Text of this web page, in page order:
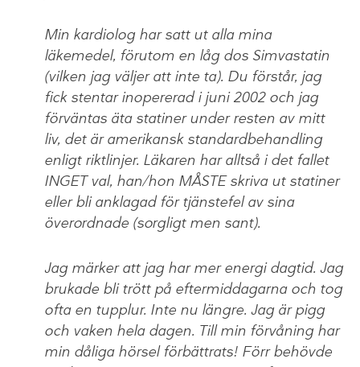
Min kardiolog har satt ut alla mina
läkemedel, förutom en låg dos Simvastatin
(vilken jag väljer att inte ta). Du förstår, jag
fick stentar inopererad i juni 2002 och jag
förväntas äta statiner under resten av mitt
liv, det är amerikansk standardbehandling
enligt riktlinjer. Läkaren har alltså i det fallet
INGET val, han/hon MÅSTE skriva ut statiner
eller bli anklagad för tjänstefel av sina
överordnade (sorgligt men sant).
Jag märker att jag har mer energi dagtid. Jag
brukade bli trött på eftermiddagarna och tog
ofta en tupplur. Inte nu längre. Jag är pigg
och vaken hela dagen. Till min förvåning har
min dåliga hörsel förbättrats! Förr behövde